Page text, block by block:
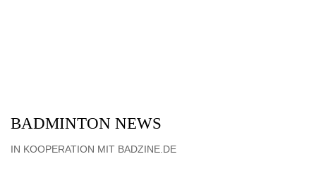
BADMINTON NEWS
IN KOOPERATION MIT BADZINE.DE